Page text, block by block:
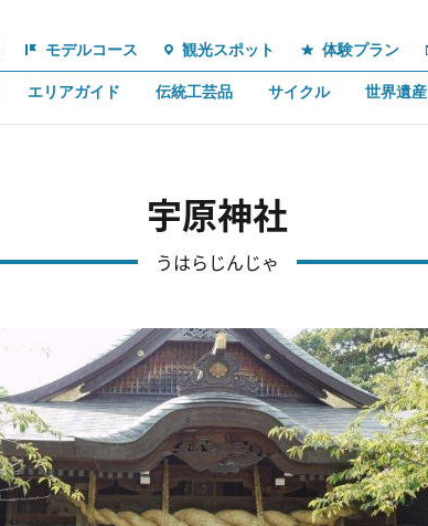
モデルコース 観光スポット 体験プラン
エリアガイド 伝統工芸品 サイクル 世界遺産
宇原神社
うはらじんじゃ